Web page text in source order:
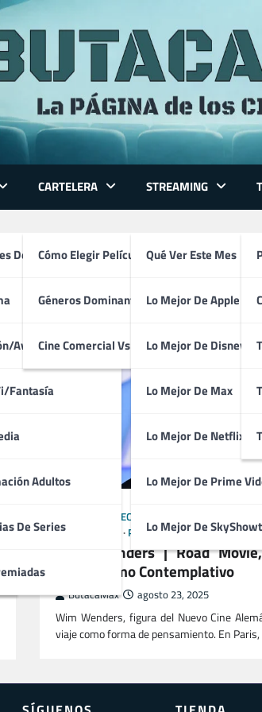
De Series
Aventura
Fantasía
Adultos
De Series
CARTELERA
Cómo Elegir Película
Géneros Dominantes
Cine Comercial Vs Autor
STREAMING
Qué Ver Este Mes
Lo Mejor De Apple TV
Lo Mejor De Disney+
Lo Mejor De Max
Lo Mejor De Netflix
Lo Mejor De Prime
Lo Mejor De
mejor
DIRECTORES
MONTADORES
PRODUCTORES TÉCNICOS
Wim Wenders | Road
Humanismo Contemplativo
ButacaMax agosto 23, 2025
Wim Wenders, figura del Nuevo Cine
viaje como forma de pensamiento. En